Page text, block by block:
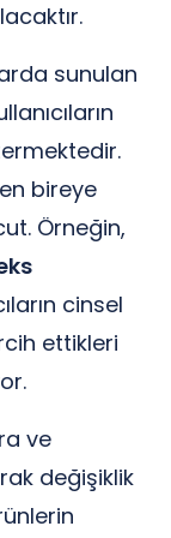
sunulan
bireye
Örneğin,
cinsel
ettikleri
ve
değişiklik